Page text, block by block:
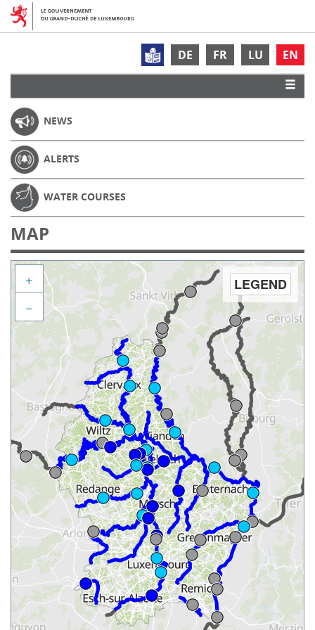
DE FR LU EN
NEWS
ALERTS
WATER COURSES
MAP
LEGEND
+
−